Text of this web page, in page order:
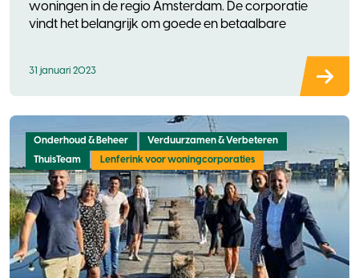
woningen in de regio Amsterdam. De corporatie
vindt het belangrijk om goede en betaalbare
31 januari 2023
Onderhoud & Beheer
Verduurzamen & Verbeteren
ThuisTeam
Lenferink voor woningcorporaties